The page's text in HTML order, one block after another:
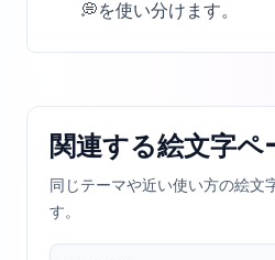
💭を使い分けます。
関連する絵文字ペ
同じテーマや近い使い方の絵文
す。